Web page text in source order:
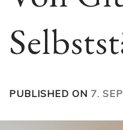
PUBLISHED ON 7.